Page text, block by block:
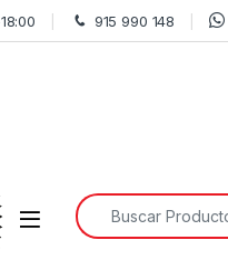
915 990 148
Open
Search for: